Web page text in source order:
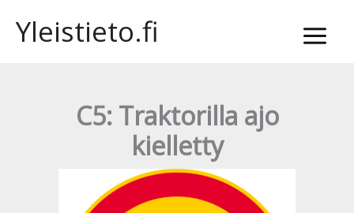
sisältöön
Yleistieto.fi
C5: Traktorilla ajo
kielletty